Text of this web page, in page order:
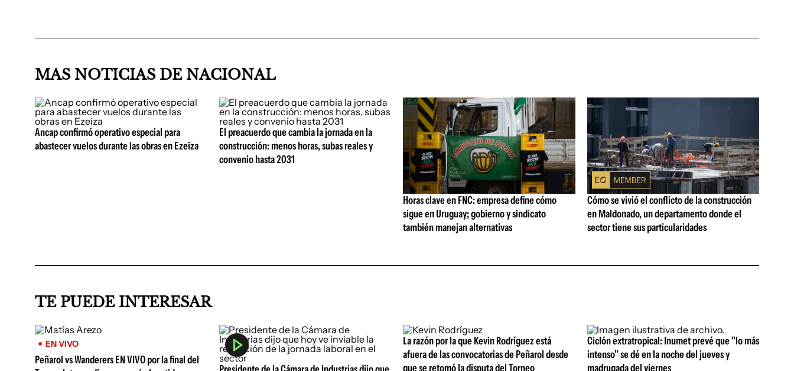
MAS NOTICIAS DE NACIONAL
Ancap confirmó operativo especial para
abastecer vuelos durante las obras en Ezeiza
El preacuerdo que cambia la jornada en la
construcción: menos horas, subas reales y
convenio hasta 2031
Horas clave en FNC: empresa define cómo
sigue en Uruguay; gobierno y sindicato
también manejan alternativas
Cómo se vivió el conflicto de la construcción
en Maldonado, un departamento donde el
sector tiene sus particularidades
TE PUEDE INTERESAR
EN VIVO
Peñarol vs Wanderers EN VIVO por la final del
La razón por la que Kevin Rodríguez está
afuera de las convocatorias de Peñarol desde
que se retomó la disputa del Torneo
Ciclón extratropical: Inumet prevé que "lo más
intenso" se dé en la noche del jueves y
madrugada del viernes